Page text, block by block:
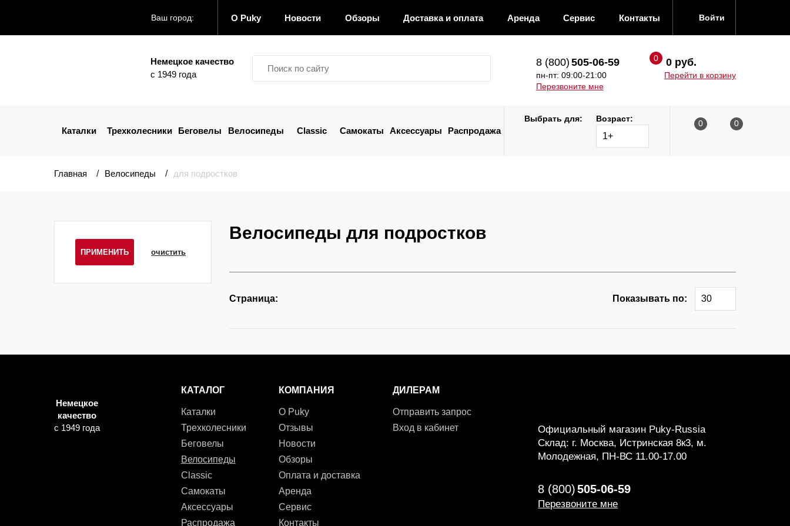
Ваш город: О Puky Новости Обзоры Доставка и оплата Аренда Сервис Контакты Войти
Немецкое качество
с 1949 года
8 (800) 505-06-59
пн-пт: 09:00-21:00
Перезвоните мне
0 руб.
Перейти в корзину
Каталки Трехколесники Беговелы Велосипеды Classic Самокаты Аксессуары Распродажа
Выбрать для: Возраст:
1+
Главная Велосипеды для подростков
ПРИМЕНИТЬ очистить
Велосипеды для подростков
Страница: Показывать по: 30
Немецкое
качество
с 1949 года
КАТАЛОГ
Каталки
Трехколесники
Беговелы
Велосипеды
Classic
Самокаты
Аксессуары
Распродажа
КОМПАНИЯ
О Puky
Отзывы
Новости
Обзоры
Оплата и доставка
Аренда
Сервис
Контакты
ДИЛЕРАМ
Отправить запрос
Вход в кабинет
Официальный магазин Puky-Russia
Склад: г. Москва, Истринская 8к3, м.
Молодежная, ПН-ВС 11.00-17.00
8 (800)505-06-59
Перезвоните мне